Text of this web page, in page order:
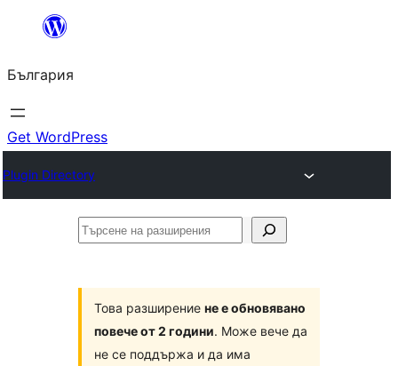
България
Get WordPress
Plugin Directory
Търсене
Това разширение не е обновявано
повече от 2 години. Може вече да
не се поддържа и да има